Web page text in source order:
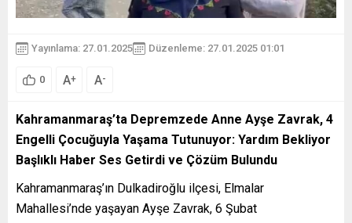
Yayınlama: 27.01.2025 Düzenleme: 27.01.2025 01:01
0 A+ A-
Kahramanmaraş’ta Depremzede Anne Ayşe Zavrak, 4
Engelli Çocuğuyla Yaşama Tutunuyor: Yardım Bekliyor
Başlıklı Haber Ses Getirdi ve Çözüm Bulundu
Kahramanmaraş’ın Dulkadiroğlu ilçesi, Elmalar
Mahallesi’nde yaşayan Ayşe Zavrak, 6 Şubat